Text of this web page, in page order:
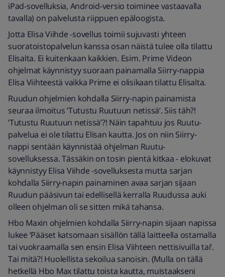
iPad-sovelluksia, Android-versio toiminee vastaavalla
tavalla) on palvelusta riippuen epäloogista.
Jotta Elisa Viihde -sovellus toimii sujuvasti yhteen
suoratoistopalvelun kanssa osan näistä tulee olla tilattu
Elisalta. Ei kuitenkaan kaikkien. Esim. Prime Videon
ohjelmat käynnistyy suoraan painamalla Siirry-nappia
Elisa Viihteestä vaikka Prime ei olisikaan tilattu Elisalta.
Ruudun ohjelmien kohdalla Siirry-napin painamista
seuraa ilmoitus ’Tutustu Ruutuun netissä’. Siis täh?!
’Tutustu Ruutuun netissä’?! Näin tapahtuu jos Ruutu-
palvelua ei ole tilattu Elisan kautta. Jos on niin Siirry-
nappi sentään käynnistää ohjelman Ruutu-
sovelluksessa. Tässäkin on tosin pientä kitkaa - elokuvat
käynnistyy Elisa Viihde -sovelluksesta mutta sarjan
kohdalla Siirry-napin painaminen avaa sarjan sijaan
Ruudun pääsivun tai edellisellä kerralla Ruudussa auki
olleen ohjelman oli se sitten mikä tahansa.
Hbo Maxin ohjelmien kohdalla Siirry-napin sijaan napissa
lukee ’Pääset katsomaan sisällön tällä laitteella ostamalla
tai vuokraamalla sen ensin Elisa Viihteen nettisivuilla tai’.
Tai mitä?! Huolellista sekoilua sanoisin. (Mulla on tällä
hetkellä Hbo Max tilattu toista kautta, muistaakseni